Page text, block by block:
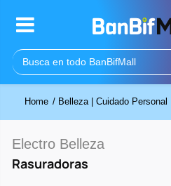
Home / Belleza | Cuidado Personal
Electro Belleza
Rasuradoras